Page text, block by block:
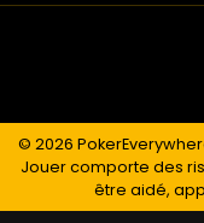
© 2026
Jouer comporte des
être aidé,